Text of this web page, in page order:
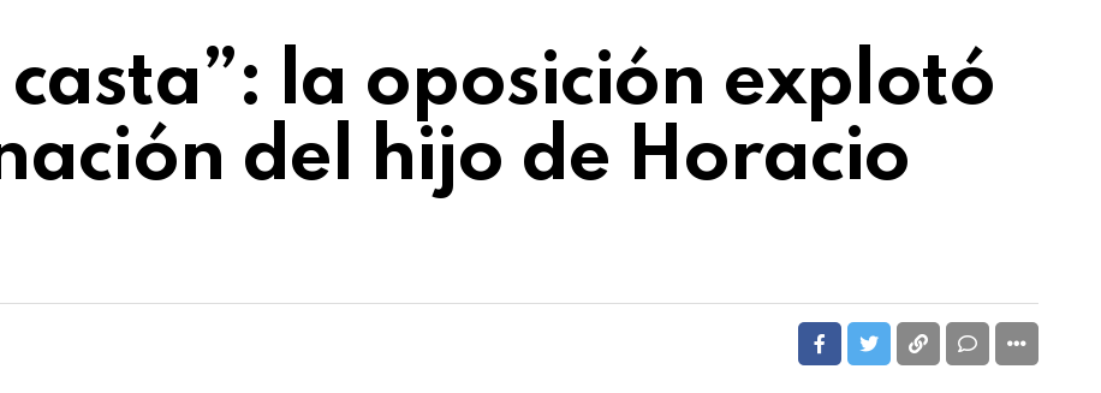
casta”: la oposición explotó
del hijo de Horacio